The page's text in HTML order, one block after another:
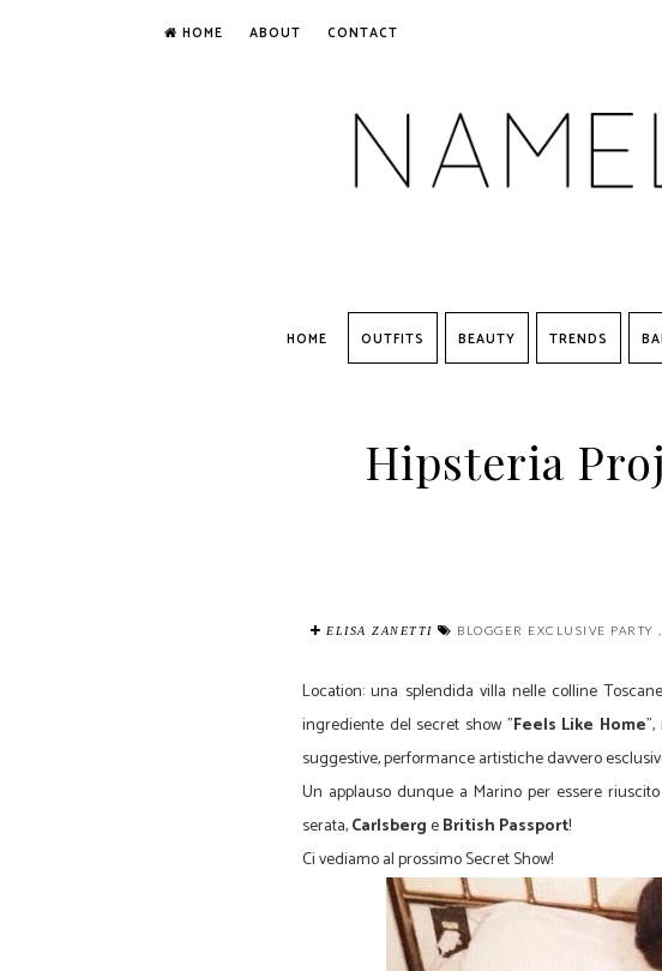
HOME ABOUT CONTACT
HOME OUTFITS BEAUTY TRENDS
Hipsteria
ELISA ZANETTI BLOGGER EXCLUSIVE PARTY
Location: una splendida villa nelle colline
ingrediente del secret show "Feels Like Home",
suggestive, performance artistiche davvero
Un applauso dunque a Marino per essere
serata,CarlsbergeBritish Passport!
Ci vediamo al prossimo Secret Show!